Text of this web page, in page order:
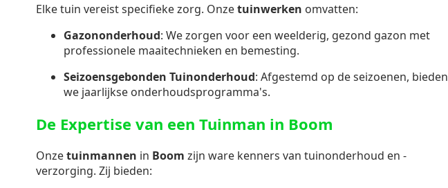
Elke tuin vereist specifieke zorg. Onzetuinwerken omvatten:
Gazononderhoud: We zorgen voor een weelderig, gezond gazon met
professionele maaitechnieken en bemesting.
Seizoensgebonden Tuinonderhoud: Afgestemd op de seizoenen, bieden
we jaarlijkse onderhoudsprogramma's.
De Expertise van een Tuinman in Boom
Onzetuinmannen in Boom zijn ware kenners van tuinonderhoud en -
verzorging. Zij bieden: